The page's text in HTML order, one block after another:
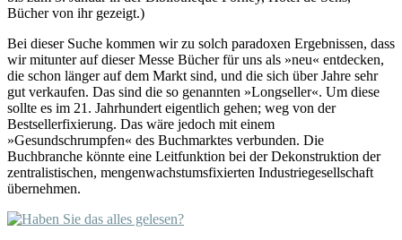
Bücher von ihr gezeigt.)
Bei dieser Suche kommen wir zu solch paradoxen Ergebnissen, dass
wir mitunter auf dieser Messe Bücher für uns als »neu« entdecken,
die schon länger auf dem Markt sind, und die sich über Jahre sehr
gut verkaufen. Das sind die so genannten »Longseller«. Um diese
sollte es im 21. Jahrhundert eigentlich gehen; weg von der
Bestsellerfixierung. Das wäre jedoch mit einem
»Gesundschrumpfen« des Buchmarktes verbunden. Die
Buchbranche könnte eine Leitfunktion bei der Dekonstruktion der
zentralistischen, mengenwachstumsfixierten Industriegesellschaft
übernehmen.